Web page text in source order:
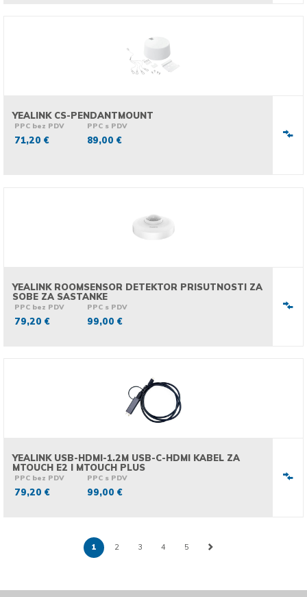
YEALINK CS-PENDANTMOUNT
PPC bez PDV
71,20 €
PPC s PDV
89,00 €
YEALINK ROOMSENSOR DETEKTOR PRISUTNOSTI ZA
SOBE ZA SASTANKE
PPC bez PDV
79,20 €
PPC s PDV
99,00 €
YEALINK USB-HDMI-1.2M USB-C-HDMI KABEL ZA
MTOUCH E2 I MTOUCH PLUS
PPC bez PDV
79,20 €
PPC s PDV
99,00 €
1 2 3 4 5